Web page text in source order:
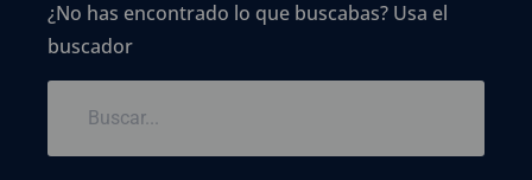
¿No has encontrado lo que buscabas? Usa el
buscador